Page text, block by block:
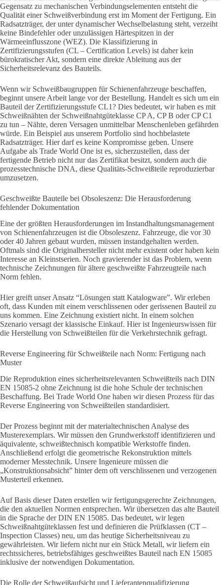
Gegensatz zu mechanischen Verbindungselementen entsteht die
Qualität einer Schweißverbindung erst im Moment der Fertigung. Ein
Radsatzträger, der unter dynamischer Wechselbelastung steht, verzeiht
keine Bindefehler oder unzulässigen Härtespitzen in der
Wärmeeinflusszone (WEZ). Die Klassifizierung in
Zertifizierungsstufen (CL – Certification Levels) ist daher kein
bürokratischer Akt, sondern eine direkte Ableitung aus der
Sicherheitsrelevanz des Bauteils.
Wenn wir Schweißbaugruppen für Schienenfahrzeuge beschaffen,
beginnt unsere Arbeit lange vor der Bestellung. Handelt es sich um ein
Bauteil der Zertifizierungsstufe CL1? Dies bedeutet, wir haben es mit
Schweißnähten der Schweißnahtgüteklasse CP A, CP B oder CP C1
zu tun – Nähte, deren Versagen unmittelbar Menschenleben gefährden
würde. Ein Beispiel aus unserem Portfolio sind hochbelastete
Radsatzträger. Hier darf es keine Kompromisse geben. Unsere
Aufgabe als Trade World One ist es, sicherzustellen, dass der
fertigende Betrieb nicht nur das Zertifikat besitzt, sondern auch die
prozesstechnische DNA, diese Qualitäts-Schweißteile reproduzierbar
umzusetzen.
Geschweißte Bauteile bei Obsoleszenz: Die Herausforderung
fehlender Dokumentation
Eine der größten Herausforderungen im Instandhaltungsmanagement
von Schienenfahrzeugen ist die Obsoleszenz. Fahrzeuge, die vor 30
oder 40 Jahren gebaut wurden, müssen instandgehalten werden.
Oftmals sind die Originalhersteller nicht mehr existent oder haben kein
Interesse an Kleinstserien. Noch gravierender ist das Problem, wenn
technische Zeichnungen für ältere geschweißte Fahrzeugteile nach
Norm fehlen.
Hier greift unser Ansatz “Lösungen statt Katalogware”. Wir erleben
oft, dass Kunden mit einem verschlissenen oder gerissenen Bauteil zu
uns kommen. Eine Zeichnung existiert nicht. In einem solchen
Szenario versagt der klassische Einkauf. Hier ist Ingenieurswissen für
die Herstellung von Schweißteilen für die Verkehrstechnik gefragt.
Reverse Engineering für Schweißteile nach Norm: Fertigung nach
Muster
Die Reproduktion eines sicherheitsrelevanten Schweißteils nach DIN
EN 15085-2 ohne Zeichnung ist die hohe Schule der technischen
Beschaffung. Bei Trade World One haben wir diesen Prozess für das
Reverse Engineering von Schweißteilen standardisiert.
Der Prozess beginnt mit der materialtechnischen Analyse des
Musterexemplars. Wir müssen den Grundwerkstoff identifizieren und
äquivalente, schweißtechnisch kompatible Werkstoffe finden.
Anschließend erfolgt die geometrische Rekonstruktion mittels
moderner Messtechnik. Unsere Ingenieure müssen die
„Konstruktionsabsicht” hinter dem oft verschlissenen und verzogenen
Musterteil erkennen.
Auf Basis dieser Daten erstellen wir fertigungsgerechte Zeichnungen,
die den aktuellen Normen entsprechen. Wir übersetzen das alte Bauteil
in die Sprache der DIN EN 15085. Das bedeutet, wir legen
Schweißnahtgüteklassen fest und definieren die Prüfklassen (CT –
Inspection Classes) neu, um das heutige Sicherheitsniveau zu
gewährleisten. Wir liefern nicht nur ein Stück Metall, wir liefern ein
rechtssicheres, betriebsfähiges geschweißtes Bauteil nach EN 15085
inklusive der notwendigen Dokumentation.
Die Rolle der Schweißaufsicht und Lieferantenqualifizierung